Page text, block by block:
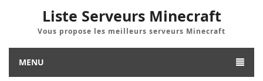
Liste Serveurs Minecraft
Vous propose les meilleurs serveurs Minecraft
MENU